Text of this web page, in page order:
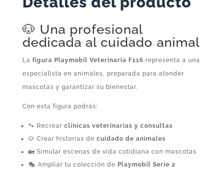
🐶 Una profesional
dedicada al cuidado animal
La figura Playmobil Veterinaria F116 representa a una
especialista en animales, preparada para atender
mascotas y garantizar su bienestar.
Con esta figura podrás:
🐾 Recrear clínicas veterinarias y consultas
🐶 Crear historias de cuidado de animales
🏡 Simular escenas de vida cotidiana con mascotas
🎭 Ampliar tu colección de Playmobil Serie 2